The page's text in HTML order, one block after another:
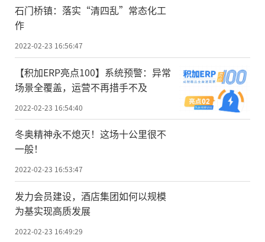
石门桥镇：落实“清四乱”常态化工
作
2022-02-23 16:56:47
【积加ERP亮点100】系统预警：异常
场景全覆盖，运营不再措手不及
2022-02-23 16:54:40
冬奥精神永不熄灭！这场十公里很不
一般！
2022-02-23 16:53:47
发力会员建设，酒店集团如何以规模
为基实现高质发展
2022-02-23 16:49:29